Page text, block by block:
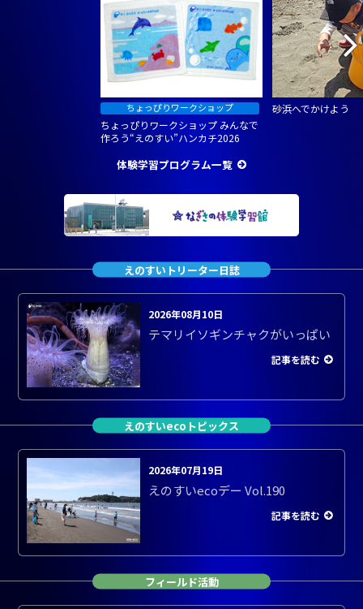
ちょっぴりワークショップ みんなで
作ろう“えのすい”ハンカチ2026
砂浜へでかけよう
体験学習プログラム一覧
えのすいトリーター日誌
2026年08月10日
テマリイソギンチャクがいっぱい
記事を読む
えのすいecoトピックス
2026年07月19日
えのすいecoデー Vol.190
記事を読む
フィールド活動